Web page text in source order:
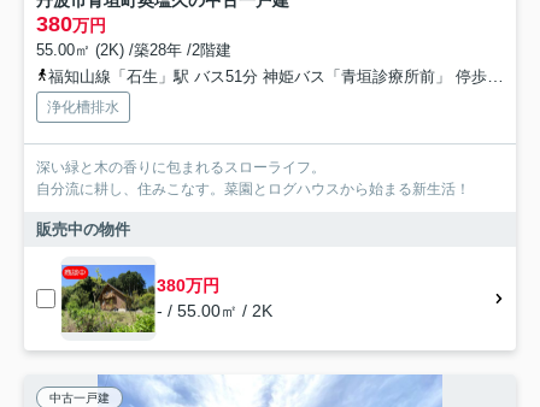
380万円
55.00㎡ (2K) /築28年 /2階建
福知山線「石生」駅 バス51分 神姫バス「青垣診療所前」 停歩31分車22分 17.2km
浄化槽排水
深い緑と木の香りに包まれるスローライフ。
自分流に耕し、住みこなす。菜園とログハウスから始まる新生活！
販売中の物件
380万円
- / 55.00㎡ / 2K
中古一戸建